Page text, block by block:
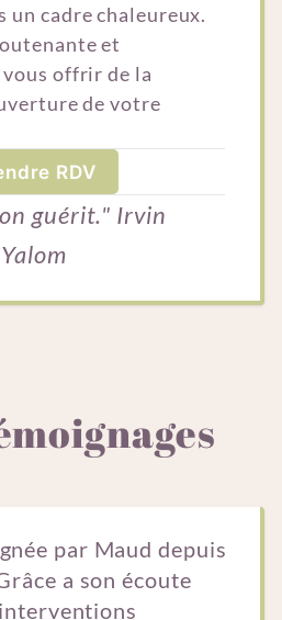
un cadre chaleureux.
et
offrir de la
de votre
RDV
guérit." Irvin
Yalom
par Maud depuis
a son écoute